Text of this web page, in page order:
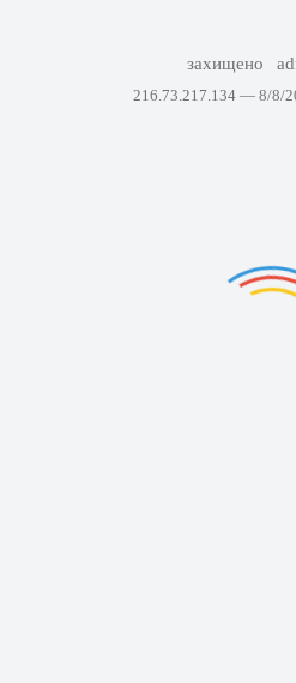
захищено
216.73.217.134 — 8/8/